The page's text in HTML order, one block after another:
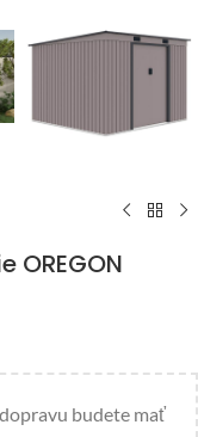
budete mať